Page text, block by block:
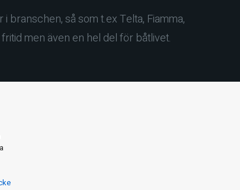
så som t.ex Telta, Fiamma,
men även en hel del för båtlivet.